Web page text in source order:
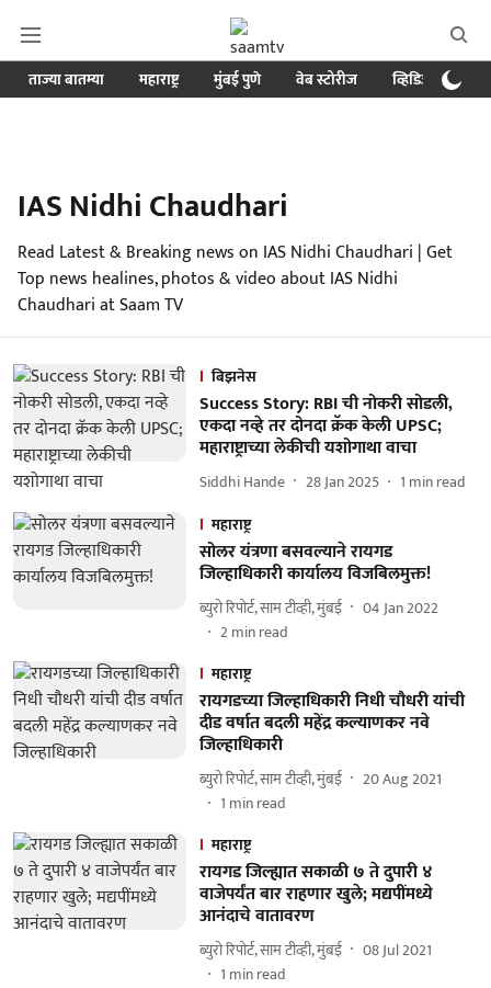
ताज्या बातम्या महाराष्ट्र मुंबई पुणे वेब स्टोरीज व्हिडिओ
IAS Nidhi Chaudhari
Read Latest & Breaking news on IAS Nidhi Chaudhari | Get
Top news healines, photos & video about IAS Nidhi
Chaudhari at Saam TV
बिझनेस
Success Story: RBI ची नोकरी सोडली,
एकदा नव्हे तर दोनदा क्रॅक केली UPSC;
महाराष्ट्राच्या लेकीची यशोगाथा वाचा
Siddhi Hande 28 Jan 2025 1 min read
महाराष्ट्र
सोलर यंत्रणा बसवल्याने रायगड
जिल्हाधिकारी कार्यालय विजबिलमुक्त!
ब्युरो रिपोर्ट, साम टीव्ही, मुंबई
04 Jan 2022
2min read
महाराष्ट्र
रायगडच्या जिल्हाधिकारी निधी चौधरी यांची
दीड वर्षात बदली महेंद्र कल्याणकर नवे
जिल्हाधिकारी
ब्युरो रिपोर्ट, साम टीव्ही, मुंबई
20 Aug 2021
1 min read
महाराष्ट्र
रायगड जिल्ह्यात सकाळी ७ ते दुपारी ४
वाजेपर्यंत बार राहणार खुले; मद्यपींमध्ये
आनंदाचे वातावरण
ब्युरो रिपोर्ट, साम टीव्ही, मुंबई
08 Jul 2021
1 min read